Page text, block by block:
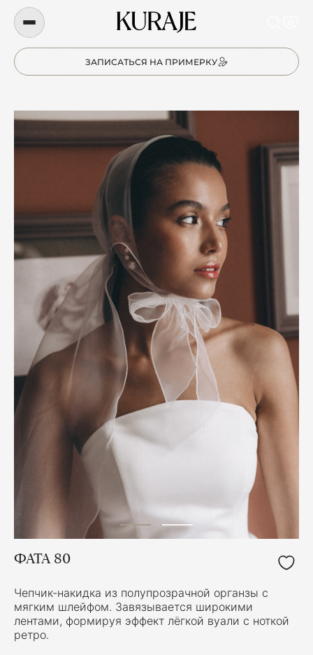
ЗАПИСАТЬСЯ НА ПРИМЕРКУ
ФАТА 80
Чепчик-накидка из полупрозрачной органзы с
мягким шлейфом. Завязывается широкими
лентами, формируя эффект лёгкой вуали с ноткой
ретро.